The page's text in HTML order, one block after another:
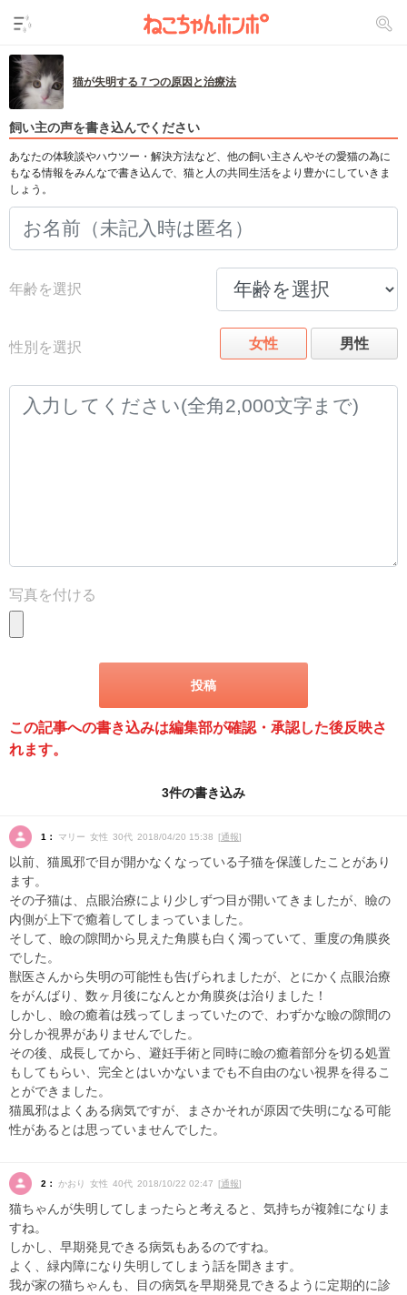
猫が失明する７つの原因と治療法
飼い主の声を書き込んでください
あなたの体験談やハウツー・解決方法など、他の飼い主さんやその愛猫の為に
もなる情報をみんなで書き込んで、猫と人の共同生活をより豊かにしていきま
しょう。
年齢を選択
性別を選択 女性 男性
写真を付ける
この記事への書き込みは編集部が確認・承認した後反映さ
れます。
3件の書き込み
1： マリー 女性 30代 2018/04/20 15:38 [通報]
以前、猫風邪で目が開かなくなっている子猫を保護したことがあり
ます。
その子猫は、点眼治療により少しずつ目が開いてきましたが、瞼の
内側が上下で癒着してしまっていました。
そして、瞼の隙間から見えた角膜も白く濁っていて、重度の角膜炎
でした。
獣医さんから失明の可能性も告げられましたが、とにかく点眼治療
をがんばり、数ヶ月後になんとか角膜炎は治りました！
しかし、瞼の癒着は残ってしまっていたので、わずかな瞼の隙間の
分しか視界がありませんでした。
その後、成長してから、避妊手術と同時に瞼の癒着部分を切る処置
もしてもらい、完全とはいかないまでも不自由のない視界を得るこ
とができました。
猫風邪はよくある病気ですが、まさかそれが原因で失明になる可能
性があるとは思っていませんでした。
2： かおり 女性 40代 2018/10/22 02:47 [通報]
猫ちゃんが失明してしまったらと考えると、気持ちが複雑になりま
すね。
しかし、早期発見できる病気もあるのですね。
よく、緑内障になり失明してしまう話を聞きます。
我が家の猫ちゃんも、目の病気を早期発見できるように定期的に診